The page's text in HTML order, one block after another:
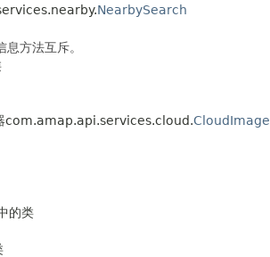
NearbySearch
方法互斥。
com.amap.api.services.cloud.CloudImage
的类